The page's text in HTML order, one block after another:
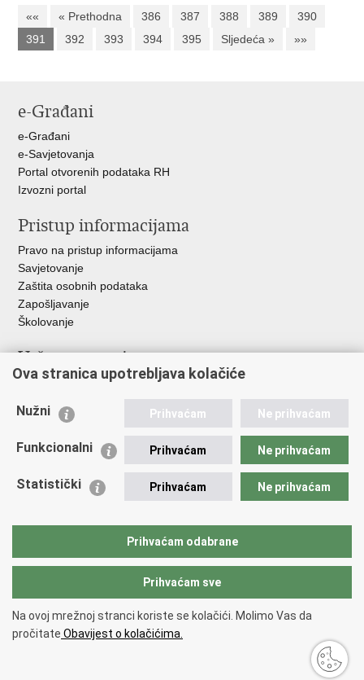
«« « Prethodna 386 387 388 389
390
391
392 393 394 395 Sljedeća » »»
e-Građani
e-Građani
e-Savjetovanja
Portal otvorenih podataka RH
Izvozni portal
Pristup informacijama
Pravo na pristup informacijama
Savjetovanje
Zaštita osobnih podataka
Zapošljavanje
Školovanje
Važne poveznice
Ministarstvo unutarnjih poslova
Udruge
Policijska akademija
Zaklada policijske solidarnosti
Vučetić"
Copyright © 2026 Policijska uprava krapinsko-zagorska.
korištenja.Izjava o pristupačnosti.
Ova stranica upotrebljava kolačiće
Nužni Prihvaćam Ne prihvaćam
Funkcionalni Prihvaćam Ne prihvaćam
Statistički Prihvaćam Ne prihvaćam
Prihvaćam odabrane
Prihvaćam sve
Na ovoj mrežnoj stranci koriste se kolačići. Molimo Vas da
pročitate Obavijest o kolačićima.